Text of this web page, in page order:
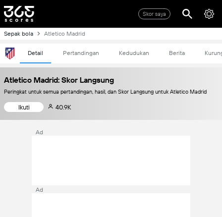
Skor saya
Sepak bola Atletico Madrid
Detail Pertandingan Kedudukan Berita
Atletico Madrid: Skor Langsung
Peringkat untuk semua pertandingan, hasil, dan Skor Langsung untuk Atletico Madrid
Ikuti 40.9K
Ad
Ad